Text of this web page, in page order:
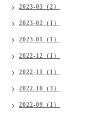
2023-03（2）
2023-02（1）
2023-01（1）
2022-12（1）
2022-11（1）
2022-10（3）
2022-09（1）